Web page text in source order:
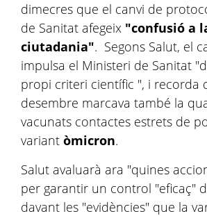
dimecres que el canvi de
de Sanitat afegeix "confusió a
ciutadania". Segons Salut, el
impulsa el Ministeri de Sanitat
propi criteri científic ", i recorda
desembre marcava també la
vacunats contactes estrets de
variant òmicron.
Salut avaluarà ara "quines
per garantir un control "eficaç"
davant les "evidències" que la